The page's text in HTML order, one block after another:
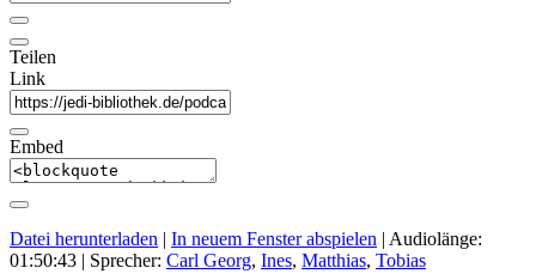
Teilen
Link
Embed
Datei herunterladen | In neuem Fenster abspielen | Audiolänge:
01:50:43 | Sprecher: Carl Georg, Ines, Matthias, Tobias